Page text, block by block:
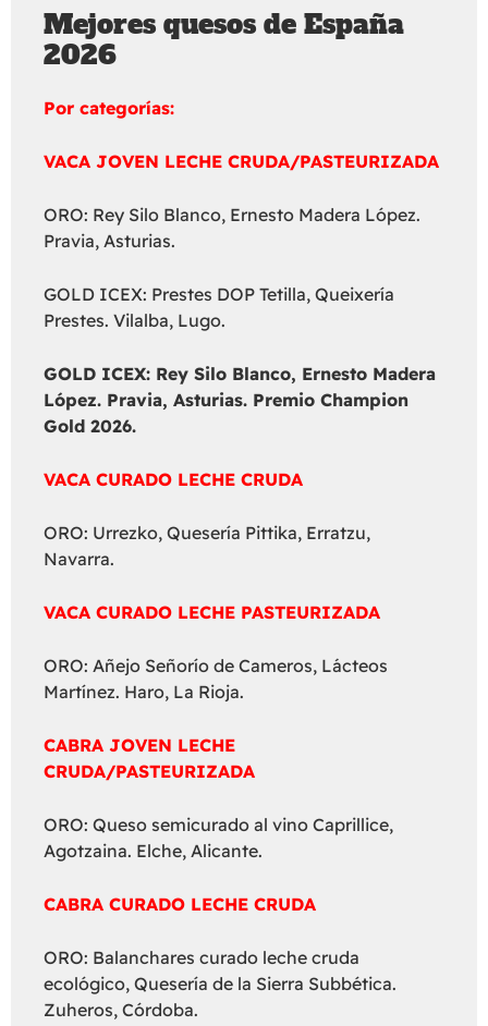
Mejores quesos de España
2026
Por categorías:
VACA JOVEN LECHE CRUDA/PASTEURIZADA
ORO: Rey Silo Blanco, Ernesto Madera López.
Pravia, Asturias.
GOLD ICEX: Prestes DOP Tetilla, Queixería
Prestes. Vilalba, Lugo.
GOLD ICEX: Rey Silo Blanco, Ernesto Madera
López. Pravia, Asturias. Premio Champion
Gold 2026.
VACA CURADO LECHE CRUDA
ORO: Urrezko, Quesería Pittika, Erratzu,
Navarra.
VACA CURADO LECHE PASTEURIZADA
ORO: Añejo Señorío de Cameros, Lácteos
Martínez. Haro, La Rioja.
CABRA JOVEN LECHE
CRUDA/PASTEURIZADA
ORO: Queso semicurado al vino Caprillice,
Agotzaina. Elche, Alicante.
CABRA CURADO LECHE CRUDA
ORO: Balanchares curado leche cruda
ecológico, Quesería de la Sierra Subbética.
Zuheros, Córdoba.